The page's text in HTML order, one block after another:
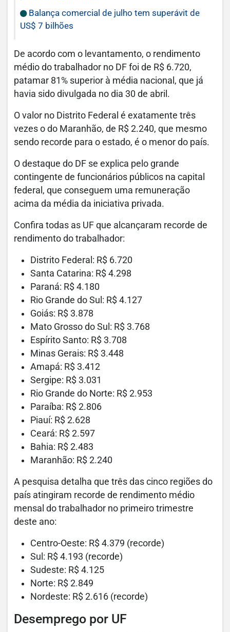
Balança comercial de julho tem superávit de
US$ 7 bilhões
De acordo com o levantamento, o rendimento
médio do trabalhador no DF foi de R$ 6.720,
patamar 81% superior à média nacional, que já
havia sido divulgada no dia 30 de abril.
O valor no Distrito Federal é exatamente três
vezes o do Maranhão, de R$ 2.240, que mesmo
sendo recorde para o estado, é o menor do país.
O destaque do DF se explica pelo grande
contingente de funcionários públicos na capital
federal, que conseguem uma remuneração
acima da média da iniciativa privada.
Confira todas as UF que alcançaram recorde de
rendimento do trabalhador:
Distrito Federal: R$ 6.720
Santa Catarina: R$ 4.298
Paraná: R$ 4.180
Rio Grande do Sul: R$ 4.127
Goiás: R$ 3.878
Mato Grosso do Sul: R$ 3.768
Espírito Santo: R$ 3.708
Minas Gerais: R$ 3.448
Amapá: R$ 3.412
Sergipe: R$ 3.031
Rio Grande do Norte: R$ 2.953
Paraíba: R$ 2.806
Piauí: R$ 2.628
Ceará: R$ 2.597
Bahia: R$ 2.483
Maranhão: R$ 2.240
A pesquisa detalha que três das cinco regiões do
país atingiram recorde de rendimento médio
mensal do trabalhador no primeiro trimestre
deste ano:
Centro-Oeste: R$ 4.379 (recorde)
Sul: R$ 4.193 (recorde)
Sudeste: R$ 4.125
Norte: R$ 2.849
Nordeste: R$ 2.616 (recorde)
Desemprego por UF